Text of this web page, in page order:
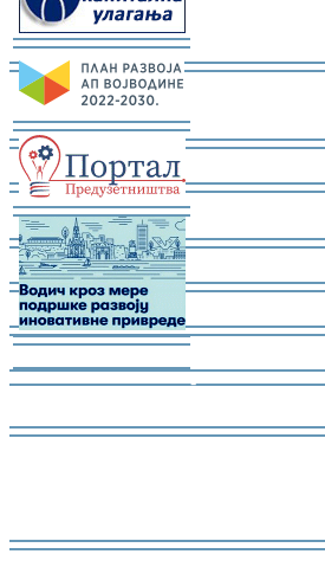
-
-
-
-
-
-
-
-
-
-
-
-
-
-